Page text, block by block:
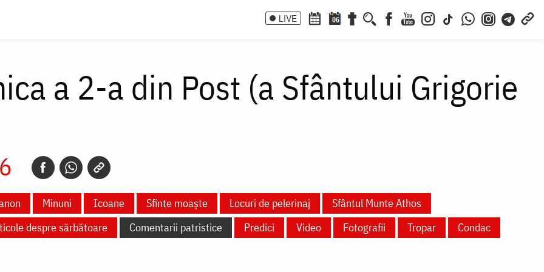
LIVE 06
a 2-a din Post (a Sfântului Grigorie
Minuni Icoane Sfinte moaște Locuri de pelerinaj
Sfântul Munte Athos
despre sărbătoare Comentarii patristice Predici Video Fotografii Tropar
Condac